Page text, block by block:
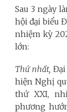
Sau 3 ngày
hội đại biểu
nhiệm kỳ
lớn:
Thứ nhất, Đại
hiện Nghị
thứ XXI,
phương